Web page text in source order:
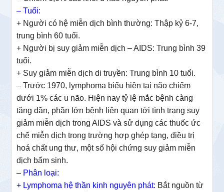
– Tuổi:
+ Người có hệ miễn dịch bình thường: Thập kỷ 6-7,
trung bình 60 tuổi.
+ Người bị suy giảm miễn dịch – AIDS: Trung bình 39
tuổi.
+ Suy giảm miễn dịch di truyền: Trung bình 10 tuổi.
– Trước 1970, lymphoma biểu hiện tại não chiếm
dưới 1% các u não. Hiện nay tỷ lệ mắc bệnh càng
tăng dần, phần lớn bệnh liên quan tới tình trạng suy
giảm miễn dịch trong AIDS và sử dụng các thuốc ức
chế miễn dịch trong trường hợp ghép tạng, điều trị
hoá chất ung thư, một số hội chứng suy giảm miễn
dịch bẩm sinh.
– Phân loại:
+ Lymphoma hệ thần kinh nguyên phát: Bắt nguồn từ